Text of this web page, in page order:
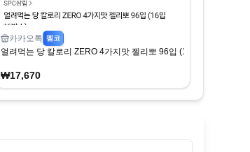
카카오톡 펨코
얼려먹는 당 칼로리 ZERO 4가지맛 젤리뽀 96입 (16입*6박스)
₩17,670